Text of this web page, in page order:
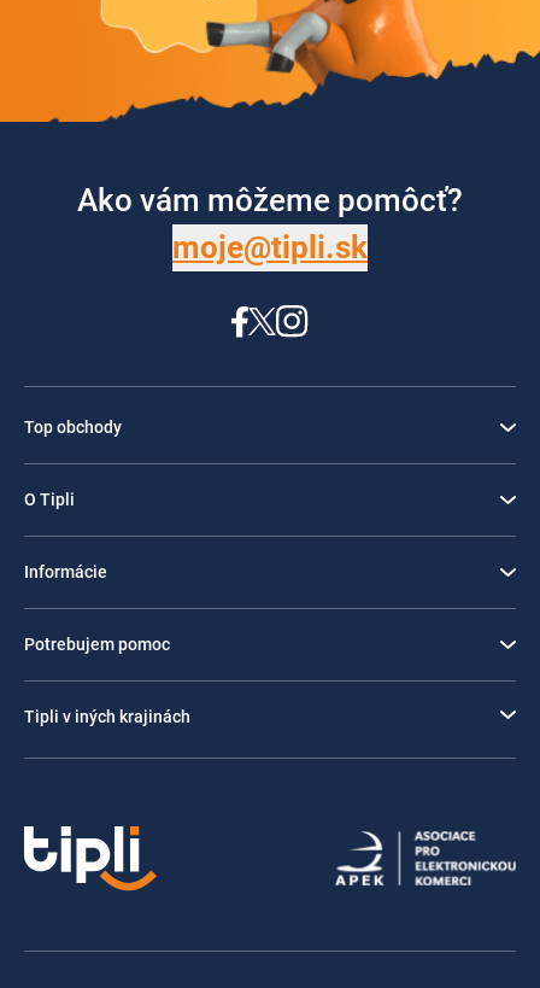
Ako vám môžeme pomôcť?
moje@tipli.sk
Top obchody
O Tipli
Informácie
Potrebujem pomoc
Tipli v iných krajinách